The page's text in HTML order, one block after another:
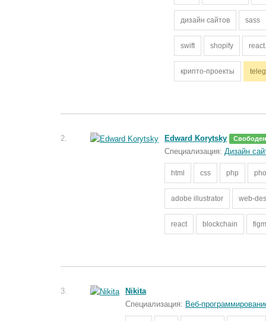
дизайн сайтов sass
swift shopify
крипто-проекты
2. Edward Korytsky Свободен
Специализация: Дизайн
html css php
adobe illustrator web-
react blockchain
3.
Nikita
Специализация: Веб-